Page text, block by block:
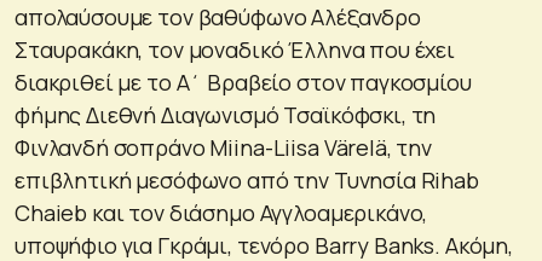
απολαύσουμε τον βαθύφωνο Αλέξανδρο
Σταυρακάκη, τον μοναδικό Έλληνα που έχει
διακριθεί με το Α΄ Βραβείο στον παγκοσμίου
φήμης Διεθνή Διαγωνισμό Τσαϊκόφσκι, τη
Φινλανδή σοπράνο Miina-Liisa Värelä, την
επιβλητική μεσόφωνο από την Τυνησία Rihab
Chaieb και τον διάσημο Αγγλοαμερικάνο,
υποψήφιο για Γκράμι, τενόρο Barry Banks. Ακόμη,